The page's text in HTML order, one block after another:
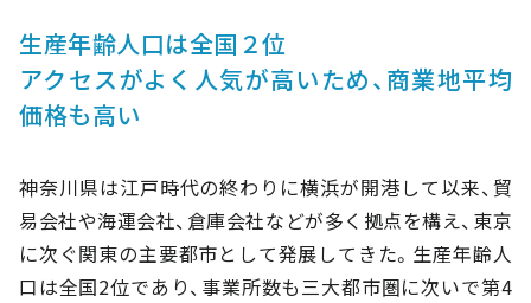
生産年齢人口は全国２位
アクセスがよく人気が高いため、商業地平均
価格も高い
神奈川県は江戸時代の終わりに横浜が開港して以来、貿
易会社や海運会社、倉庫会社などが多く拠点を構え、東京
に次ぐ関東の主要都市として発展してきた。生産年齢人
口は全国2位であり、事業所数も三大都市圏に次いで第4